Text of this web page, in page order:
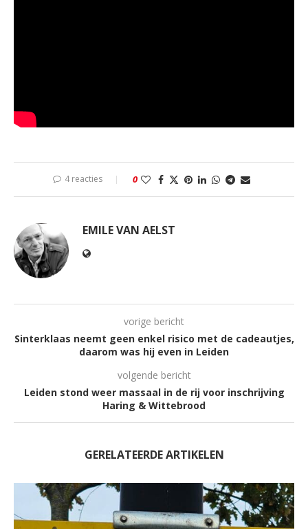
4 reacties 0
EMILE VAN AELST
vorige bericht
Sinterklaas neemt geen enkel risico met de cadeautjes,
daarom was hij even in Leiden
volgende bericht
Leiden stond weer massaal in de rij voor inschrijving
Haring & Wittebrood
GERELATEERDE ARTIKELEN